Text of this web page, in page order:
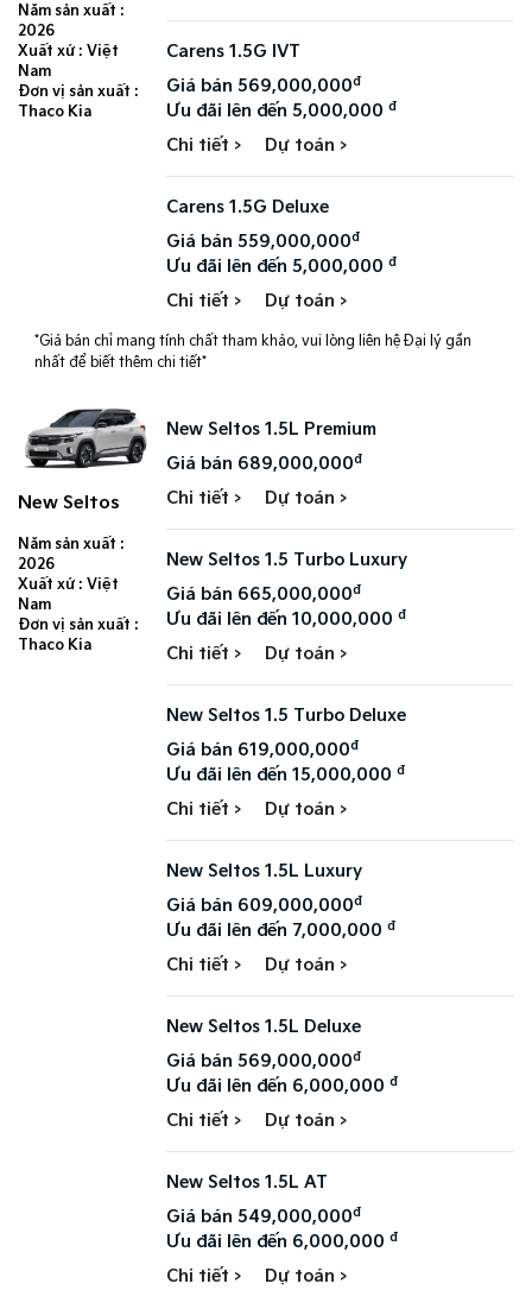
Năm sản xuất :
2026
Xuất xứ : Việt
Nam
Đơn vị sản xuất :
Thaco Kia
Carens 1.5G IVT
Giá bán 569,000,000đ
Ưu đãi lên đến 5,000,000đ
Chi tiết > Dự toán >
Carens 1.5G Deluxe
Giá bán 559,000,000đ
Ưu đãi lên đến 5,000,000đ
Chi tiết > Dự toán >
*Giá bán chỉ mang tính chất tham khảo, vui lòng liên hệ Đại lý gần
nhất để biết thêm chi tiết*
New Seltos
Năm sản xuất :
2026
Xuất xứ : Việt
Nam
Đơn vị sản xuất :
Thaco Kia
New Seltos 1.5L Premium
Giá bán 689,000,000đ
Chi tiết > Dự toán >
New Seltos 1.5 Turbo Luxury
Giá bán 665,000,000đ
Ưu đãi lên đến 10,000,000đ
Chi tiết > Dự toán >
New Seltos 1.5 Turbo Deluxe
Giá bán 619,000,000đ
Ưu đãi lên đến 15,000,000đ
Chi tiết > Dự toán >
New Seltos 1.5L Luxury
Giá bán 609,000,000đ
Ưu đãi lên đến 7,000,000đ
Chi tiết > Dự toán >
New Seltos 1.5L Deluxe
Giá bán 569,000,000đ
Ưu đãi lên đến 6,000,000đ
Chi tiết > Dự toán >
New Seltos 1.5L AT
Giá bán 549,000,000đ
Ưu đãi lên đến 6,000,000đ
Chi tiết > Dự toán >